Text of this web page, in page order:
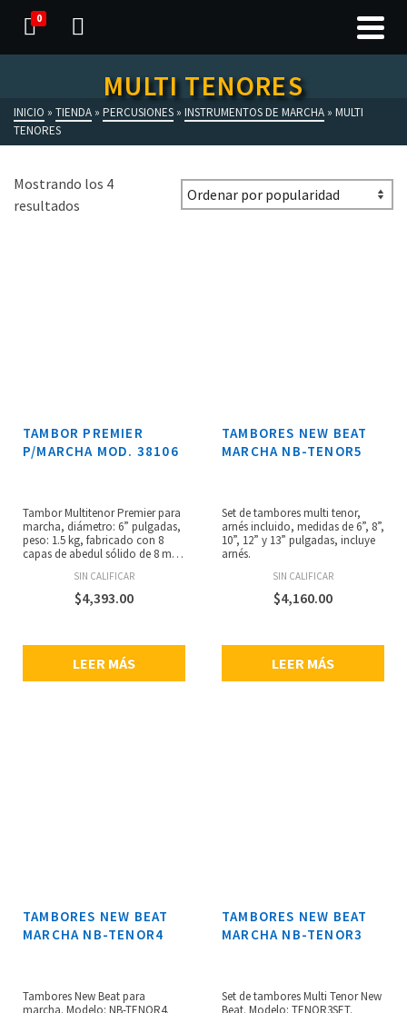
0
MULTI TENORES
INICIO » TIENDA » PERCUSIONES » INSTRUMENTOS DE MARCHA » MULTI
TENORES
Mostrando los 4
resultados
TAMBOR PREMIER
P/MARCHA MOD. 38106
Tambor Multitenor Premier para
marcha, diámetro: 6” pulgadas,
peso: 1.5 kg, fabricado con 8
capas de abedul sólido de 8 mm,
Diffusion Technology), lugs
‘Blasted Chrome’, parches Remo.
SIN CALIFICAR
$4,393.00
LEER MÁS
TAMBORES NEW BEAT
MARCHA NB-TENOR5
Set de tambores multi tenor,
arnés incluido, medidas de 6”, 8”,
10”, 12” y 13” pulgadas, incluye
arnés.
SIN CALIFICAR
$4,160.00
LEER MÁS
TAMBORES NEW BEAT
MARCHA NB-TENOR4
Tambores New Beat para
marcha. Modelo: NB-TENOR4.
TAMBORES NEW BEAT
MARCHA NB-TENOR3
Set de tambores Multi Tenor New
Beat. Modelo: TENOR3SET.